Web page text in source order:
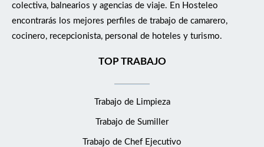
colectiva, balnearios y agencias de viaje. En Hosteleo
encontrarás los mejores perfiles de trabajo de camarero,
cocinero, recepcionista, personal de hoteles y turismo.
TOP TRABAJO
Trabajo de Limpieza
Trabajo de Sumiller
Trabajo de Chef Ejecutivo